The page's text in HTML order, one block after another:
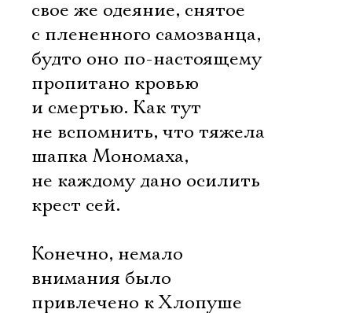
свое же одеяние, снятое
с плененного самозванца,
будто оно по-настоящему
пропитано кровью
и смертью. Как тут
не вспомнить, что тяжела
шапка Мономаха,
не каждому дано осилить
крест сей.
Конечно, немало
внимания было
привлечено к Хлопуше